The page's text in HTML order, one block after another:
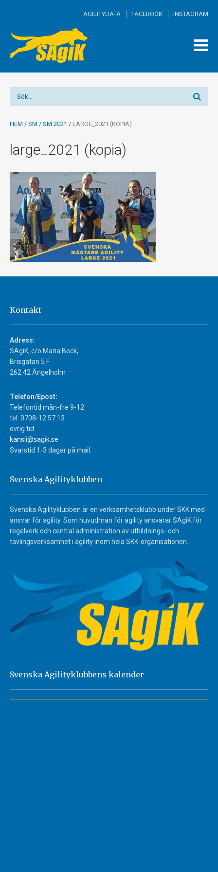
AGILITYDATA FACEBOOK INSTAGRAM
HEM / SM / SM 2021 / LARGE_2021 (KOPIA)
large_2021 (kopia)
Kontakt
Adress:
SAgiK, c/o Maria Beck,
Brisgatan 5 F
262 42 Ängelholm
Telefon/Epost:
Telefontid mån-fre 9-12
tel: 0708-12 57 13
övrig tid
kansli@sagik.se
Svarstid 1-3 dagar på mail.
Svenska Agilityklubben
Svenska Agilityklubben är en verksamhetsklubb under SKK med
ansvar för agility. Som huvudman för agility ansvarar SAgiK för
regelverk och central administration av utbildnings- och
tävlingsverksamhet i agility inom hela SKK-organisationen.
Svenska Agilityklubbens kalender